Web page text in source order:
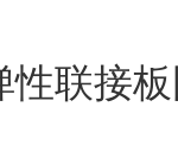
联接